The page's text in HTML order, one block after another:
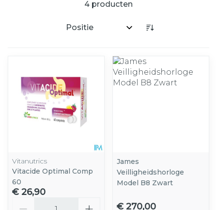
4 producten
Sorteer op:
Vitanutrics
Vitacide Optimal Comp
60
€ 26,90
James
Veilligheidshorloge
Model B8 Zwart
€ 270,00